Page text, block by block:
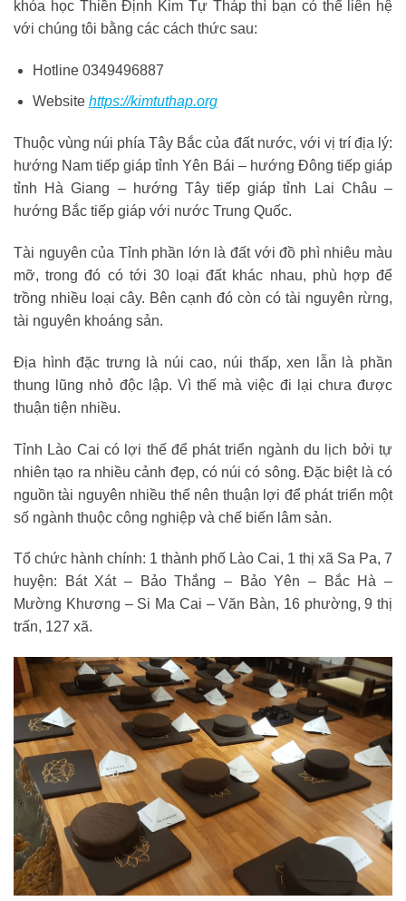
khóa học Thiền Định Kim Tự Tháp thì bạn có thể liên hệ
với chúng tôi bằng các cách thức sau:
Hotline 0349496887
Website https://kimtuthap.org
Thuộc vùng núi phía Tây Bắc của đất nước, với vị trí địa lý:
hướng Nam tiếp giáp tỉnh Yên Bái – hướng Đông tiếp giáp
tỉnh Hà Giang – hướng Tây tiếp giáp tỉnh Lai Châu –
hướng Bắc tiếp giáp với nước Trung Quốc.
Tài nguyên của Tỉnh phần lớn là đất với đồ phì nhiêu màu
mỡ, trong đó có tới 30 loại đất khác nhau, phù hợp để
trồng nhiều loại cây. Bên cạnh đó còn có tài nguyên rừng,
tài nguyên khoáng sản.
Địa hình đặc trưng là núi cao, núi thấp, xen lẫn là phần
thung lũng nhỏ độc lập. Vì thế mà việc đi lại chưa được
thuận tiện nhiều.
Tỉnh Lào Cai có lợi thế để phát triển ngành du lịch bởi tự
nhiên tạo ra nhiều cảnh đẹp, có núi có sông. Đặc biệt là có
nguồn tài nguyên nhiều thế nên thuận lợi để phát triển một
số ngành thuộc công nghiệp và chế biến lâm sản.
Tổ chức hành chính: 1 thành phố Lào Cai, 1 thị xã Sa Pa, 7
huyện: Bát Xát – Bảo Thắng – Bảo Yên – Bắc Hà –
Mường Khương – Si Ma Cai – Văn Bàn, 16 phường, 9 thị
trấn, 127 xã.